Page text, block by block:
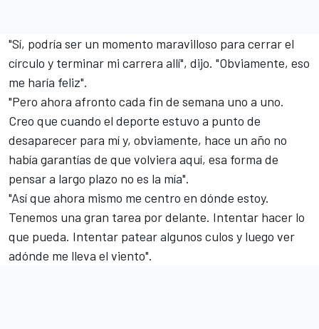
"Sí, podría ser un momento maravilloso para cerrar el
círculo y terminar mi carrera allí", dijo. "Obviamente, eso
me haría feliz".
"Pero ahora afronto cada fin de semana uno a uno.
Creo que cuando el deporte estuvo a punto de
desaparecer para mí y, obviamente, hace un año no
había garantías de que volviera aquí, esa forma de
pensar a largo plazo no es la mía".
"Así que ahora mismo me centro en dónde estoy.
Tenemos una gran tarea por delante. Intentar hacer lo
que pueda. Intentar patear algunos culos y luego ver
adónde me lleva el viento".